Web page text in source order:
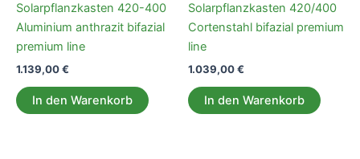
Solarpflanzkasten 420-400
Aluminium anthrazit bifazial
premium line
1.139,00€
In den Warenkorb
Solarpflanzkasten 420/400
Cortenstahl bifazial premium
line
1.039,00€
In den Warenkorb